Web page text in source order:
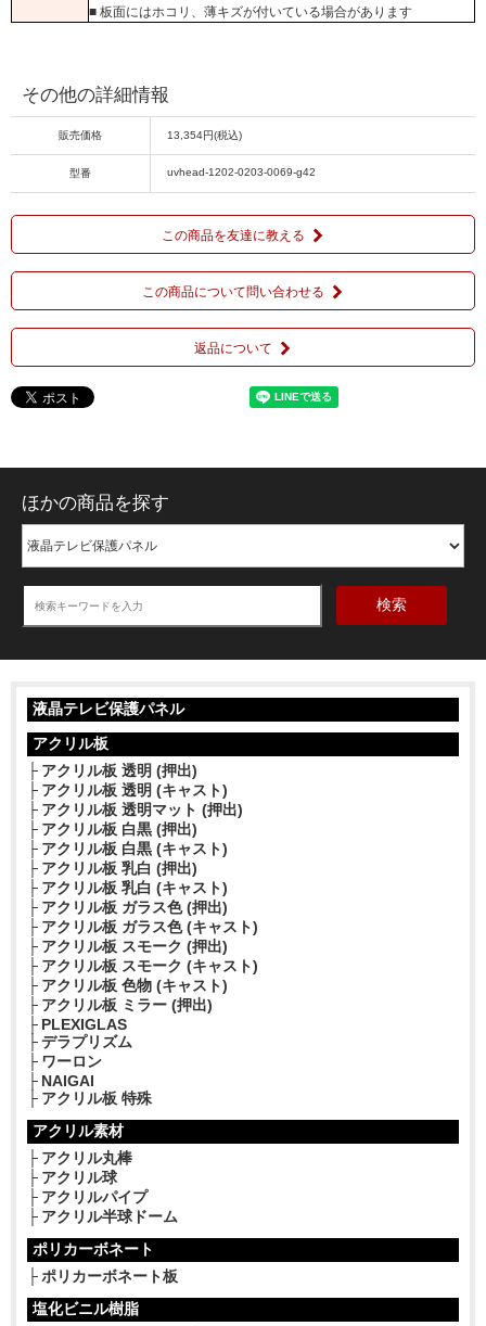
■ 板面にはホコリ、薄キズが付いている場合があります
その他の詳細情報
販売価格 13,354円(税込)
型番 uvhead-1202-0203-0069-g42
この商品を友達に教える
この商品について問い合わせる
返品について
ほかの商品を探す
検索
液晶テレビ保護パネル
アクリル板
アクリル板 透明 (押出)
アクリル板 透明 (キャスト)
アクリル板 透明マット (押出)
アクリル板 白黒 (押出)
アクリル板 白黒 (キャスト)
アクリル板 乳白 (押出)
アクリル板 乳白 (キャスト)
アクリル板 ガラス色 (押出)
アクリル板 ガラス色 (キャスト)
アクリル板 スモーク (押出)
アクリル板 スモーク (キャスト)
アクリル板 色物 (キャスト)
アクリル板 ミラー (押出)
PLEXIGLAS
デラプリズム
ワーロン
NAIGAI
アクリル板 特殊
アクリル素材
アクリル丸棒
アクリル球
アクリルパイプ
アクリル半球ドーム
ポリカーボネート
ポリカーボネート板
塩化ビニル樹脂